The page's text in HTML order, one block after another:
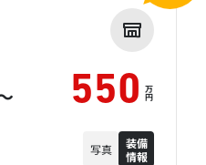
550 万
円
写真
装備
情報